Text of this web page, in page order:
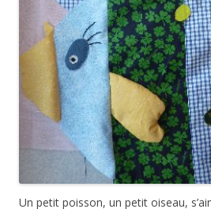
Pour une petite Agathe, cette
trottait dans la tête, j’allais remettre
du mariage de son oncle… En
j’ai choisi un des poissons, Raoul le
numéro spécial20 bestioles à croquer
(n° 13, juin-juillet 2013), dans lequel
coccinelle. Assemblage des bandes
yeux: pas question de coudre un œil
bébé de 15 jours, j’ai opté pour un
pour le
plateau de jeudupetit
blanc, quelques points de feston (j’ai